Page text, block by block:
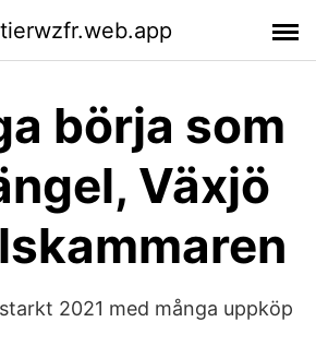
börja som
Växjö
2021 med många uppköp